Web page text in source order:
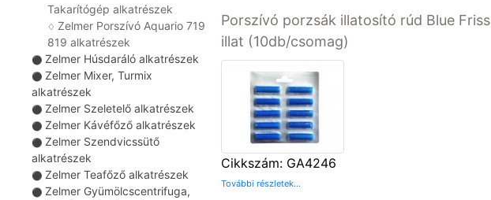
Takarítógép alkatrészek
♢ Zelmer Porszívó Aquario 719
819 alkatrészek
⚫ Zelmer Húsdaráló alkatrészek
⚫ Zelmer Mixer, Turmix
alkatrészek
⚫ Zelmer Szeletelő alkatrészek
⚫ Zelmer Kávéfőző alkatrészek
⚫ Zelmer Szendvicssütő
alkatrészek
⚫ Zelmer Teafőző alkatrészek
⚫ Zelmer Gyümölcscentrifuga,
Porszívó porzsák illatosító rúd Blue Friss
illat (10db/csomag)
Cikkszám: GA4246
További részletek...